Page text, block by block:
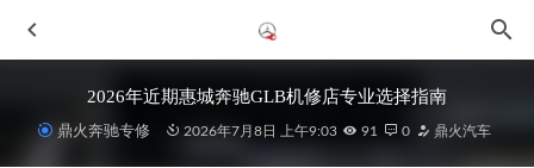
2026年近期惠城奔驰GLB机修店专业选择指南
鼎火奔驰专修 2026年7月8日 上午9:03 91 0 鼎火汽车